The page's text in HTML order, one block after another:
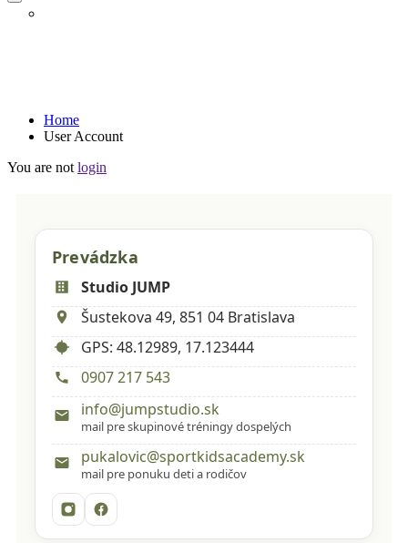
Home
User Account
You are not login
Prevádzka
Studio JUMP
Šustekova 49, 851 04 Bratislava
GPS: 48.12989, 17.123444
0907 217 543
info@jumpstudio.sk
mail pre skupinové tréningy dospelých
pukalovic@sportkidsacademy.sk
mail pre ponuku deti a rodičov